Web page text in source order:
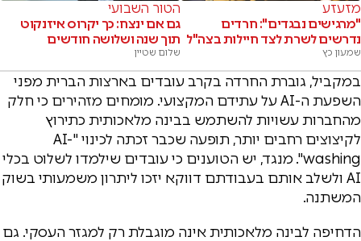
מזעזע
"מרגישים נבגדים": חרדים
נדרשים לשרת לצד חיילות בצה"ל
שמעון כץ
הטור השבועי
גם אם ינצח: כך יקרוס איזנקוט
תוך שנה ושלושה חודשים
שלום שטיין
במקביל, גוברת החרדה בקרב עובדים בארצות הברית מפני
השפעת ה-AI על עתידם המקצועי. מומחים מזהירים כי חלק
מהחברות עשויות להשתמש בבינה מלאכותית כתירוץ
לקיצוצים רחבים יותר, תופעה שכבר זכתה לכינוי "AI-
washing". מנגד, יש הטוענים כי עובדים שילמדו לשלוט בכלי
AI ולשלב אותם בעבודתם דווקא יזכו ליתרון משמעותי בשוק
המשתנה.
הדחיפה לבינה מלאכותית אינה מוגבלת רק למגזר העסקי. גם